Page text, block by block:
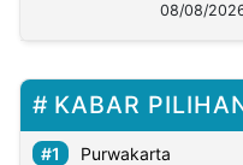
08/08/
KABAR
Purwakarta